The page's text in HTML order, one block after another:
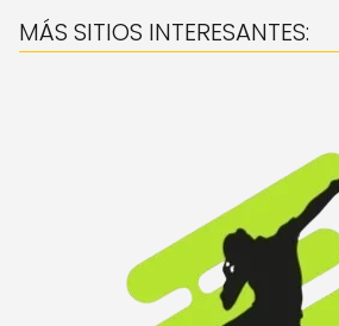
MÁS SITIOS INTERESANTES: